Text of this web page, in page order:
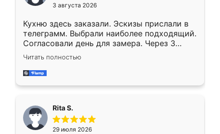
3 августа 2026
Кухню здесь заказали. Эскизы прислали в
телеграмм. Выбрали наиболее подходящий.
Согласовали день для замера. Через 3
недели кухня была уже готова. Остались
довольны работой. Спасибо Ренессанс
мебель за качественную работу!
Читать полностью
Rita S.
29 июля 2026